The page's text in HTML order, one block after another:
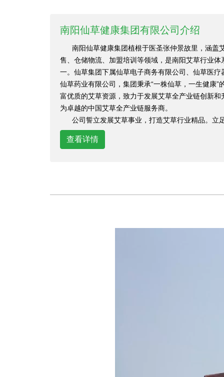
南阳仙草健康集团有限公司介绍
南阳仙草健康集团植根于医圣张仲景故里，涵盖
售、仓储物流、加盟培训等领域，是南阳艾草行业
一。仙草集团下属仙草电子商务有限公司、仙草医
仙草药业有限公司，集团秉承“一株仙草，一生健康
富优质的艾草资源，致力于发展艾草全产业链创新
为卓越的中国艾草全产业链服务商。
公司誓立发展艾草事业，打造艾草行业精品。立
查看详情